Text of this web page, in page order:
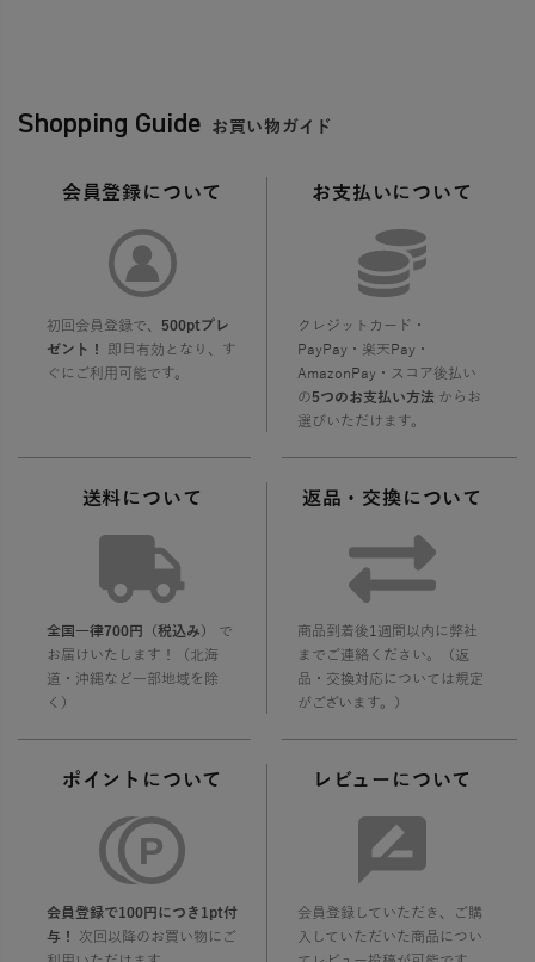
Shopping Guide お買い物ガイド
会員登録について
初回会員登録で、 500ptプレ
ゼント！
即日有効となり、す
ぐにご利用可能です。
お支払いについて
クレジットカード・
PayPay・楽天Pay・
AmazonPay・スコア後払い
の5つのお支払い方法からお
選びいただけます。
送料について
全国一律700円（税込み）
で
お届けいたします！（北海
道・沖縄など一部地域を除
く）
返品・交換について
商品到着後1週間以内に弊社
までご連絡ください。（返
品・交換対応については規定
がございます。）
ポイントについて
会員登録で100円につき1pt付
与！
次回以降のお買い物にご
レビューについて
会員登録していただき、ご購
入していただいた商品につい